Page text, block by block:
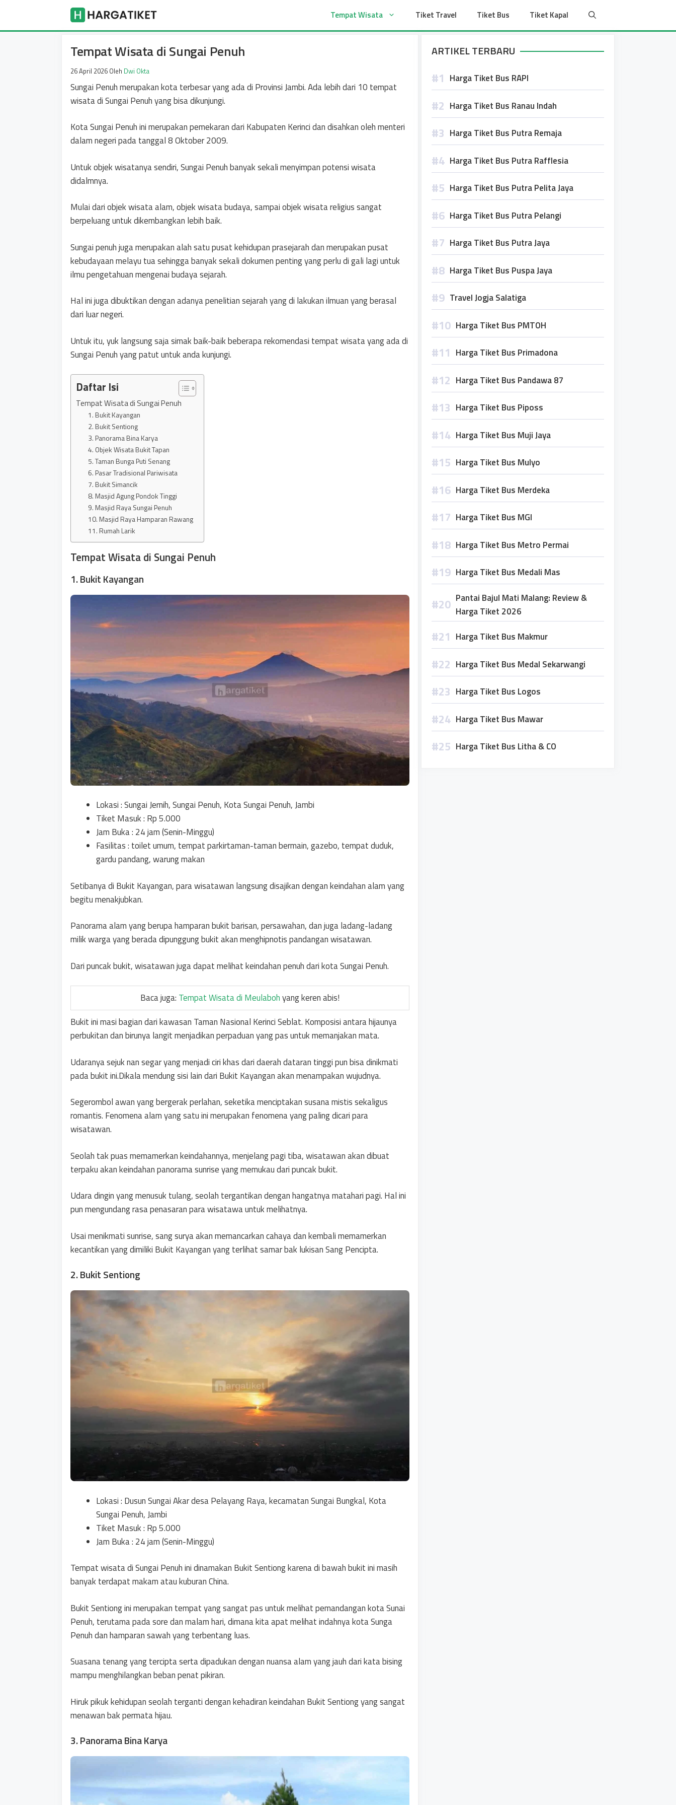
isi
Tempat Wisata Tiket Travel Tiket Bus Tiket Kapal
Tempat Wisata di Sungai Penuh
26 April 2026 Oleh Dwi Okta
Sungai Penuh merupakan kota terbesar yang ada di Provinsi Jambi. Ada lebih dari 10 tempat
wisata di Sungai Penuh yang bisa dikunjungi.
Kota Sungai Penuh ini merupakan pemekaran dari Kabupaten Kerinci dan disahkan oleh menteri
dalam negeri pada tanggal 8 Oktober 2009.
Untuk objek wisatanya sendiri, Sungai Penuh banyak sekali menyimpan potensi wisata
didalmnya.
Mulai dari objek wisata alam, objek wisata budaya, sampai objek wisata religius sangat
berpeluang untuk dikembangkan lebih baik.
Sungai penuh juga merupakan alah satu pusat kehidupan prasejarah dan merupakan pusat
kebudayaan melayu tua sehingga banyak sekali dokumen penting yang perlu di gali lagi untuk
ilmu pengetahuan mengenai budaya sejarah.
Hal ini juga dibuktikan dengan adanya penelitian sejarah yang di lakukan ilmuan yang berasal
dari luar negeri.
Untuk itu, yuk langsung saja simak baik-baik beberapa rekomendasi tempat wisata yang ada di
Sungai Penuh yang patut untuk anda kunjungi.
Daftar Isi
Tempat Wisata di Sungai Penuh
1. Bukit Kayangan
2. Bukit Sentiong
3. Panorama Bina Karya
4. Objek Wisata Bukit Tapan
5. Taman Bunga Puti Senang
6. Pasar Tradisional Pariwisata
7. Bukit Simancik
8. Masjid Agung Pondok Tinggi
9. Masjid Raya Sungai Penuh
10. Masjid Raya Hamparan Rawang
11. Rumah Larik
Tempat Wisata di Sungai Penuh
1. Bukit Kayangan
Lokasi :Sungai Jernih, Sungai Penuh, Kota Sungai Penuh, Jambi
Tiket Masuk : Rp 5.000
Jam Buka : 24 jam (Senin-Minggu)
Fasilitas : toilet umum, tempat parkirtaman-taman bermain, gazebo, tempat duduk,
gardu pandang, warung makan
Setibanya di Bukit Kayangan, para wisatawan langsung disajikan dengan keindahan alam yang
begitu menakjubkan.
Panorama alam yang berupa hamparan bukit barisan, persawahan, dan juga ladang-ladang
milik warga yang berada dipunggung bukit akan menghipnotis pandangan wisatawan.
Dari puncak bukit, wisatawan juga dapat melihat keindahan penuh dari kota Sungai Penuh.
Baca juga: Tempat Wisata di Meulabohyang keren abis!
Bukit ini masi bagian dari kawasan Taman Nasional Kerinci Seblat. Komposisi antara hijaunya
perbukitan dan birunya langit menjadikan perpaduan yang pas untuk memanjakan mata.
Udaranya sejuk nan segar yang menjadi ciri khas dari daerah dataran tinggi pun bisa dinikmati
pada bukit ini.Dikala mendung sisi lain dari Bukit Kayangan akan menampakan wujudnya.
Segerombol awan yang bergerak perlahan, seketika menciptakan susana mistis sekaligus
romantis. Fenomena alam yang satu ini merupakan fenomena yang paling dicari para
wisatawan.
Seolah tak puas memamerkan keindahannya, menjelang pagi tiba, wisatawan akan dibuat
terpaku akan keindahan panorama sunrise yang memukau dari puncak bukit.
Udara dingin yang menusuk tulang, seolah tergantikan dengan hangatnya matahari pagi. Hal ini
pun mengundang rasa penasaran para wisatawa untuk melihatnya.
Usai menikmati sunrise, sang surya akan memancarkan cahaya dan kembali memamerkan
kecantikan yang dimiliki Bukit Kayangan yang terlihat samar bak lukisan Sang Pencipta.
2. Bukit Sentiong
Lokasi : Dusun Sungai Akar desa Pelayang Raya, kecamatan Sungai Bungkal, Kota
Sungai Penuh, Jambi
Tiket Masuk : Rp 5.000
Jam Buka : 24 jam (Senin-Minggu)
Tempat wisata di Sungai Penuh ini dinamakan Bukit Sentiong karena di bawah bukit ini masih
banyak terdapat makam atau kuburan China.
Bukit Sentiong ini merupakan tempat yang sangat pas untuk melihat pemandangan kota Sunai
Penuh, terutama pada sore dan malam hari, dimana kita apat melihat indahnya kota Sunga
Penuh dan hamparan sawah yang terbentang luas.
Suasana tenang yang tercipta serta dipadukan dengan nuansa alam yang jauh dari kata bising
mampu menghilangkan beban penat pikiran.
Hiruk pikuk kehidupan seolah terganti dengan kehadiran keindahan Bukit Sentiong yang sangat
menawan bak permata hijau.
3. Panorama Bina Karya
ARTIKEL TERBARU
Harga Tiket Bus RAPI
Harga Tiket Bus Ranau Indah
Harga Tiket Bus Putra Remaja
Harga Tiket Bus Putra Rafflesia
Harga Tiket Bus Putra Pelita Jaya
Harga Tiket Bus Putra Pelangi
Harga Tiket Bus Putra Jaya
Harga Tiket Bus Puspa Jaya
Travel Jogja Salatiga
Harga Tiket Bus PMTOH
Harga Tiket Bus Primadona
Harga Tiket Bus Pandawa 87
Harga Tiket Bus Piposs
Harga Tiket Bus Muji Jaya
Harga Tiket Bus Mulyo
Harga Tiket Bus Merdeka
Harga Tiket Bus MGI
Harga Tiket Bus Metro Permai
Harga Tiket Bus Medali Mas
Pantai Bajul Mati Malang: Review &
Harga Tiket 2026
Harga Tiket Bus Makmur
Harga Tiket Bus Medal Sekarwangi
Harga Tiket Bus Logos
Harga Tiket Bus Mawar
Harga Tiket Bus Litha & CO